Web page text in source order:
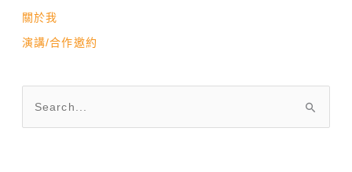
關於我
演講/合作邀約
尋